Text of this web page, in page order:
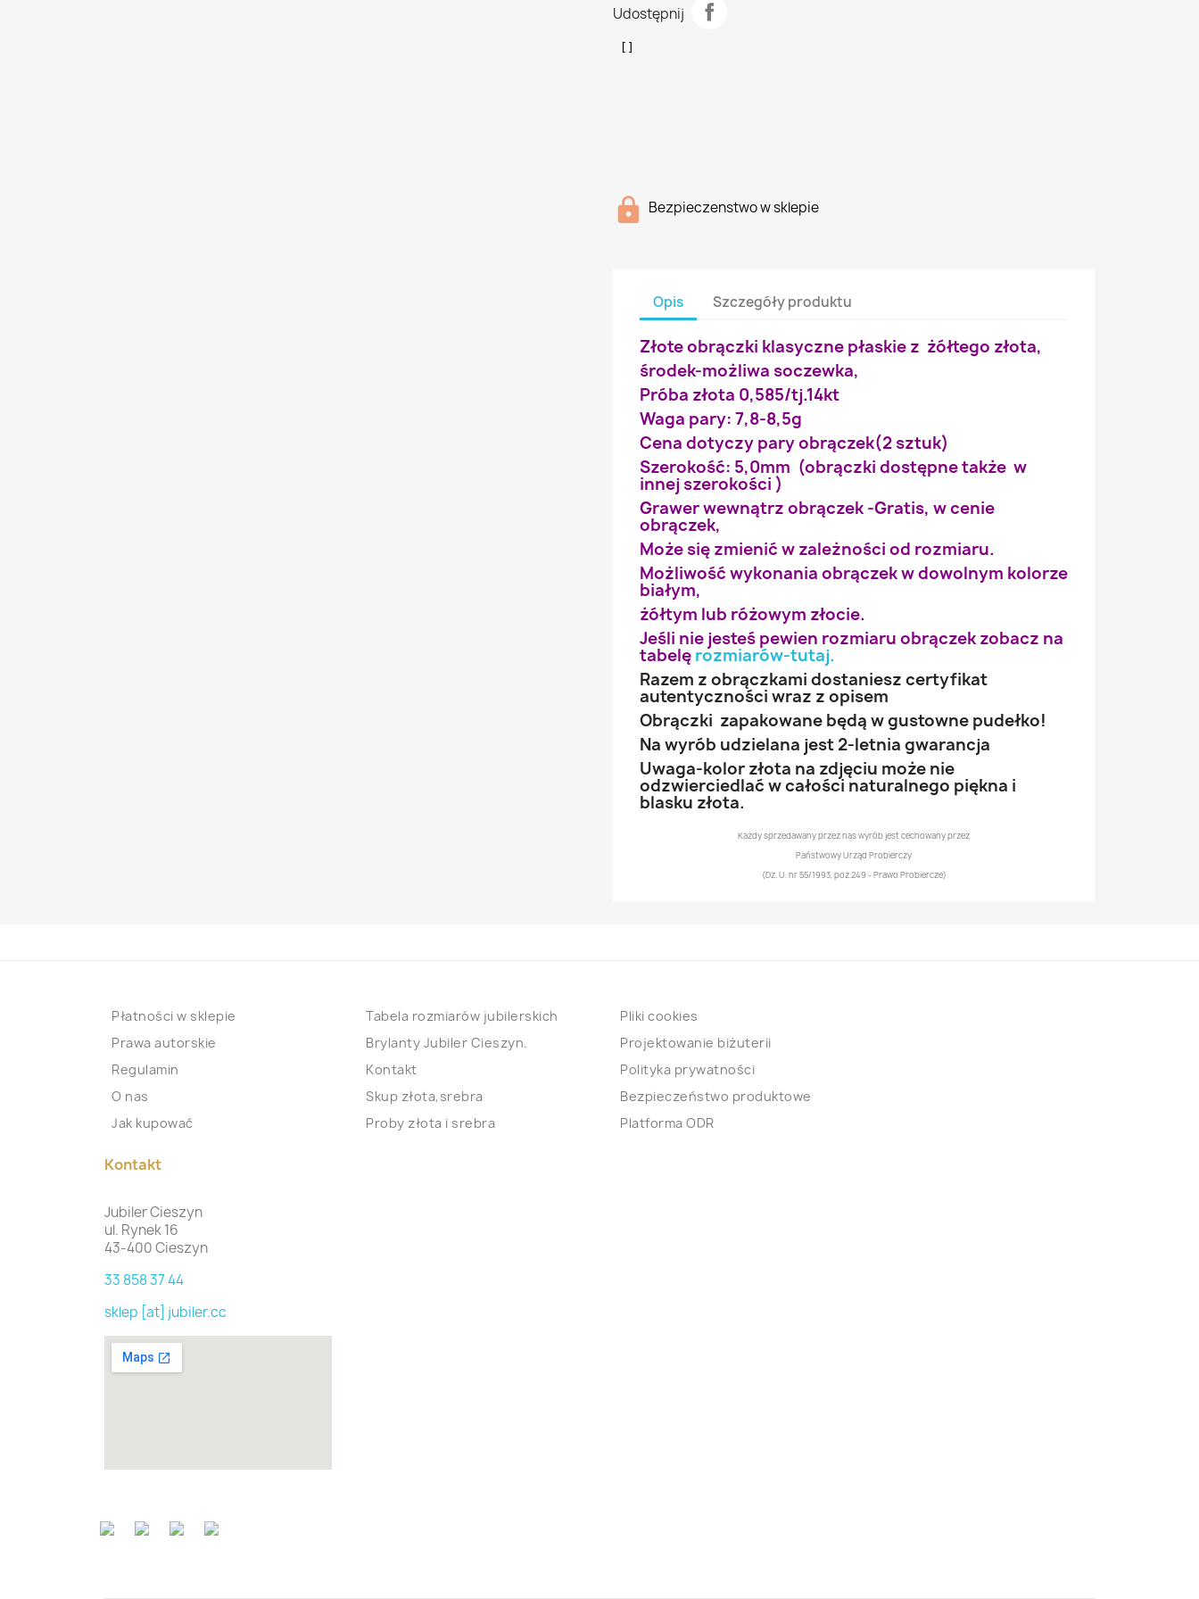
Udostępnij
Bezpieczenstwo w sklepie
Opis Szczegóły produktu
Złote obrączki klasyczne płaskie z żółtego złota,
środek-możliwa soczewka,
Próba złota 0,585/tj.14kt
Waga pary: 7,8-8,5g
Cena dotyczy pary obrączek(2 sztuk)
Szerokość: 5,0mm (obrączki dostępne także w
innej szerokości )
Grawer wewnątrz obrączek -Gratis, w cenie
obrączek,
Może się zmienić w zależności od rozmiaru.
Możliwość wykonania obrączek w dowolnym kolorze
białym,
żółtym lub różowym złocie.
Jeśli nie jesteś pewien rozmiaru obrączek zobacz na
tabelę rozmiarów-tutaj.
Razem z obrączkami dostaniesz certyfikat
autentyczności wraz z opisem
Obrączki zapakowane będą w gustowne pudełko!
Na wyrób udzielana jest 2-letnia gwarancja
Uwaga-kolor złota na zdjęciu może nie
odzwierciedlać w całości naturalnego piękna i
blasku złota.
Każdy sprzedawany przez nas wyrób jest cechowany przez
Państwowy Urząd Probierczy
(Dz. U. nr 55/1993, poz.249 - Prawo Probiercze)
Płatności w sklepie
Prawa autorskie
Regulamin
O nas
Jak kupować
Tabela rozmiarów jubilerskich
Brylanty Jubiler Cieszyn.
Kontakt
Skup złota,srebra
Proby złota i srebra
Pliki cookies
Projektowanie biżuterii
Polityka prywatności
Bezpieczeństwo produktowe
Platforma ODR
Kontakt
Jubiler Cieszyn
ul. Rynek 16
43-400 Cieszyn
33 858 37 44
sklep [at] jubiler.cc